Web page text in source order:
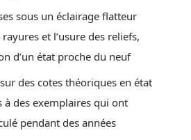
sous un éclairage flatteur
et l’usure des reliefs,
d’un état proche du neuf
des cotes théoriques en état
à des exemplaires qui ont
pendant des années